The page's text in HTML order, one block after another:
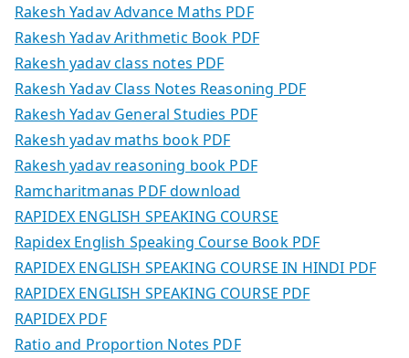
Rakesh Yadav Advance Maths PDF
Rakesh Yadav Arithmetic Book PDF
Rakesh yadav class notes PDF
Rakesh Yadav Class Notes Reasoning PDF
Rakesh Yadav General Studies PDF
Rakesh yadav maths book PDF
Rakesh yadav reasoning book PDF
Ramcharitmanas PDF download
RAPIDEX ENGLISH SPEAKING COURSE
Rapidex English Speaking Course Book PDF
RAPIDEX ENGLISH SPEAKING COURSE IN HINDI PDF
RAPIDEX ENGLISH SPEAKING COURSE PDF
RAPIDEX PDF
Ratio and Proportion Notes PDF